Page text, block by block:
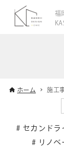
福
ホーム 施工
セカンドラ
リノベ